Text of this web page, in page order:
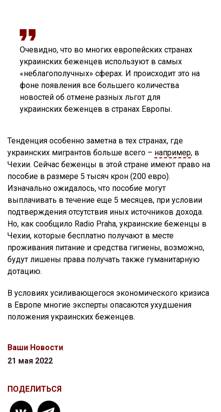
Очевидно, что во многих европейских странах
украинских беженцев используют в самых
«неблагополучных» сферах. И происходит это на
фоне появления все большего количества
новостей об отмене разных льгот для
украинских беженцев в странах Европы.
Тенденция особенно заметна в тех странах, где
украинских мигрантов больше всего – например, в
Чехии. Сейчас беженцы в этой стране имеют право на
пособие в размере 5 тысяч крон (200 евро).
Изначально ожидалось, что пособие могут
выплачивать в течение еще 5 месяцев, при условии
подтверждения отсутствия иных источников дохода.
Но, как сообщило Radio Praha, украинские беженцы в
Чехии, которые бесплатно получают в месте
проживания питание и средства гигиены, возможно,
будут лишены права получать также гуманитарную
дотацию.
В условиях усиливающегося экономического кризиса
в Европе многие эксперты опасаются ухудшения
положения украинских беженцев.
Ваши Новости
21 мая 2022
ПОДЕЛИТЬСЯ